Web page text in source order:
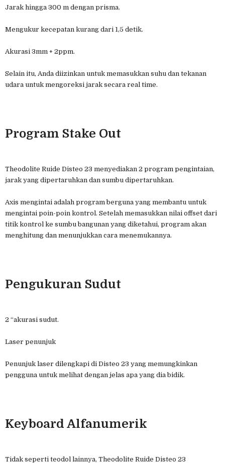
Jarak hingga 300 m dengan prisma.
Mengukur kecepatan kurang dari 1,5 detik.
Akurasi 3mm + 2ppm.
Selain itu, Anda diizinkan untuk memasukkan suhu dan tekanan
udara untuk mengoreksi jarak secara real time.
Program Stake Out
Theodolite Ruide Disteo 23 menyediakan 2 program pengintaian,
jarak yang dipertaruhkan dan sumbu dipertaruhkan.
Axis mengintai adalah program berguna yang membantu untuk
mengintai poin-poin kontrol. Setelah memasukkan nilai offset dari
titik kontrol ke sumbu bangunan yang diketahui, program akan
menghitung dan menunjukkan cara menemukannya.
Pengukuran Sudut
2 “akurasi sudut.
Laser penunjuk
Penunjuk laser dilengkapi di Disteo 23 yang memungkinkan
pengguna untuk melihat dengan jelas apa yang dia bidik.
Keyboard Alfanumerik
Tidak seperti teodol lainnya, Theodolite Ruide Disteo 23